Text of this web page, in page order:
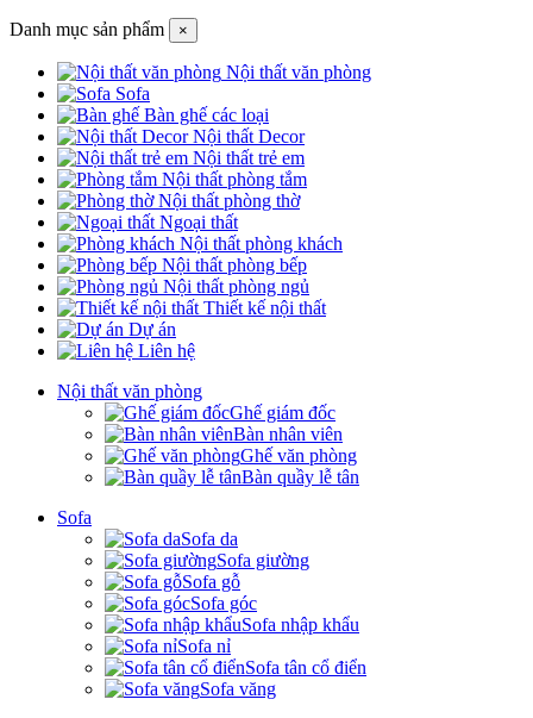
Danh mục sản phẩm ×
Nội thất văn phòng
Sofa
Bàn ghế các loại
Nội thất Decor
Nội thất trẻ em
Nội thất phòng tắm
Nội thất phòng thờ
Ngoại thất
Nội thất phòng khách
Nội thất phòng bếp
Nội thất phòng ngủ
Thiết kế nội thất
Dự án
Liên hệ
Nội thất văn phòng
Ghế giám đốc
Bàn nhân viên
Ghế văn phòng
Bàn quầy lễ tân
Sofa
Sofa da
Sofa giường
Sofa gỗ
Sofa góc
Sofa nhập khẩu
Sofa nỉ
Sofa tân cổ điển
Sofa văng